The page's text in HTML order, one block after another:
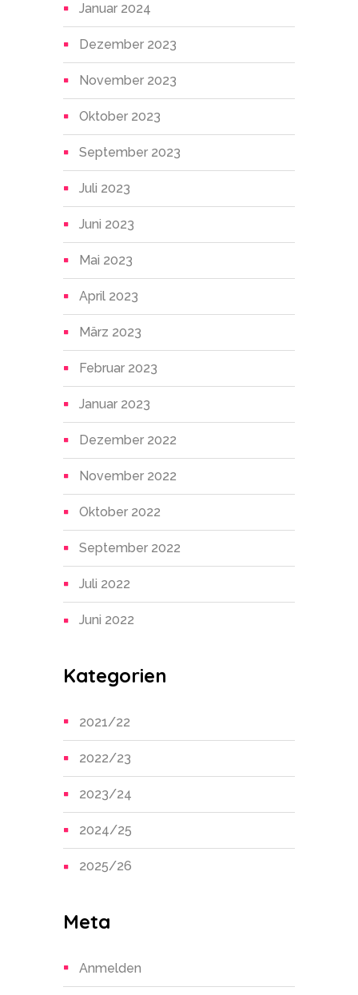
Januar 2024
Dezember 2023
November 2023
Oktober 2023
September 2023
Juli 2023
Juni 2023
Mai 2023
April 2023
März 2023
Februar 2023
Januar 2023
Dezember 2022
November 2022
Oktober 2022
September 2022
Juli 2022
Juni 2022
Kategorien
2021/22
2022/23
2023/24
2024/25
2025/26
Meta
Anmelden